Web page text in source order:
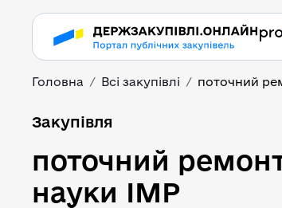
Головна Всі закупівлі поточний
поточний
Закупівля
поточний
науки ІМР